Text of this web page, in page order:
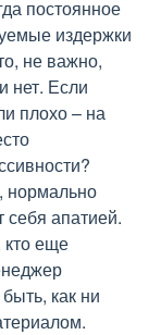
постоянное
издержки
не важно,
нет. Если
плохо – на
нормально
апатией.
кто еще
как ни